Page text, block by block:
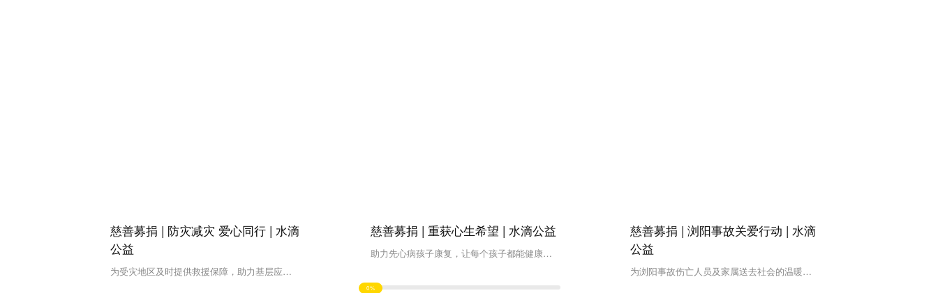
慈善募捐 | 防灾减灾 爱心同行 | 水滴
公益
为受灾地区及时提供救援保障，助力基层应急防护能力提升
慈善募捐 | 重获心生希望 | 水滴公益
助力先心病孩子康复，让每个孩子都能健康快乐的成长。
0%
慈善募捐 | 浏阳事故关爱行动 | 水滴
公益
为浏阳事故伤亡人员及家属送去社会的温暖与关怀